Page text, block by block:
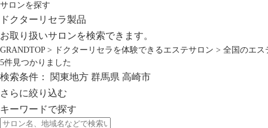
サロンを探す
ドクターリセラ製品
お取り扱いサロンを検索できます。
GRANDTOP> ドクターリセラを体験できるエステサロン > 全国のエス
5件見つかりました
検索条件： 関東地方 群馬県 高崎市
さらに絞り込む
キーワードで探す